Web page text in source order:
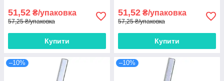
51,52 ₴/упаковка
57,25 ₴/упаковка
Купити
51,52 ₴/упаковка
57,25 ₴/упаковка
Купити
–10% –10%